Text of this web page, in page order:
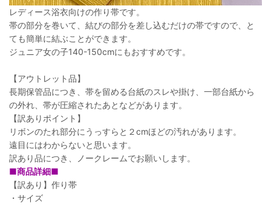
レディース浴衣向けの作り帯です。
帯の部分を巻いて、結びの部分を差し込むだけの帯ですので、と
ても簡単に結ぶことができます。
ジュニア女の子140-150cmにもおすすめです。
【アウトレット品】
長期保管品につき、帯を留める台紙のスレや掛け、一部台紙から
の外れ、帯が圧縮されたあとなどがあります。
【訳ありポイント】
リボンのたれ部分にうっすらと２cmほどの汚れがあります。
遠目にはわからないと思います。
訳あり品につき、ノークレームでお願いします。
■商品詳細■
【訳あり】作り帯
・サイズ